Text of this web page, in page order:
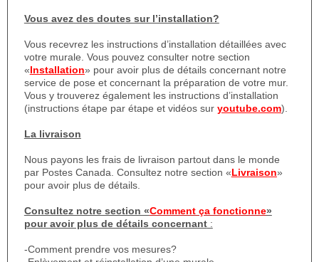
Vous avez des doutes sur l’installation?
Vous recevrez les instructions d’installation détaillées avec
votre murale. Vous pouvez consulter notre section
«Installation» pour avoir plus de détails concernant notre
service de pose et concernant la préparation de votre mur.
Vous y trouverez également les instructions d’installation
(instructions étape par étape et vidéos sur youtube.com).
La livraison
Nous payons les frais de livraison partout dans le monde
par Postes Canada. Consultez notre section «Livraison»
pour avoir plus de détails.
Consultez notre section «Comment ça fonctionne»
pour avoir plus de détails concernant:
-Comment prendre vos mesures?